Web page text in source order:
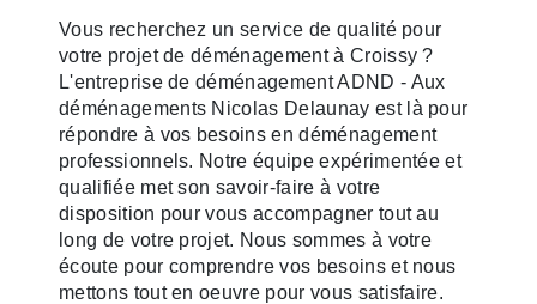
Vous recherchez un service de qualité pour
votre projet de déménagement à Croissy ?
L'entreprise de déménagement ADND - Aux
déménagements Nicolas Delaunay est là pour
répondre à vos besoins en déménagement
professionnels. Notre équipe expérimentée et
qualifiée met son savoir-faire à votre
disposition pour vous accompagner tout au
long de votre projet. Nous sommes à votre
écoute pour comprendre vos besoins et nous
mettons tout en oeuvre pour vous satisfaire.